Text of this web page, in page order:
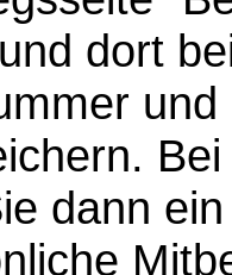
dort
dann